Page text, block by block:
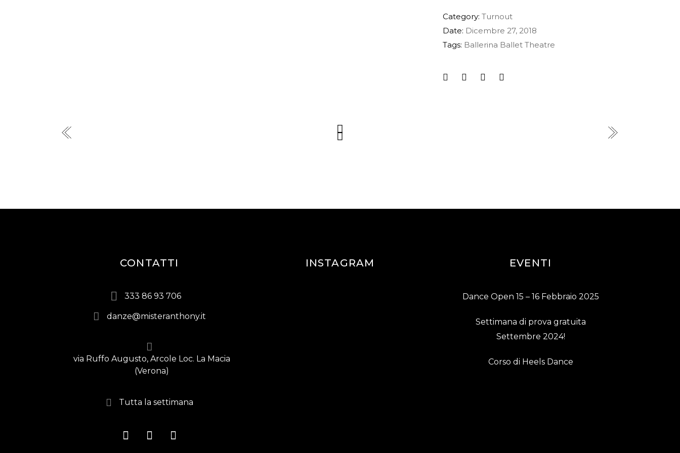
Category: Turnout
Date: Dicembre 27, 2018
Tags: Ballerina Ballet Theatre
CONTATTI
333 86 93 706
danze@misteranthony.it
via Ruffo Augusto, Arcole Loc. La Macia
(Verona)
Tutta la settimana
INSTAGRAM EVENTI
Dance Open 15 – 16 Febbraio 2025
Settimana di prova gratuita
Settembre 2024!
Corso di Heels Dance